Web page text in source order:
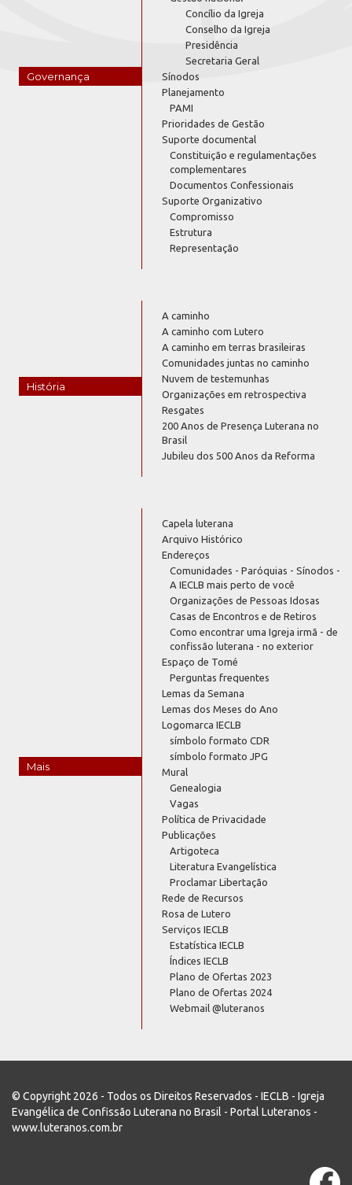
Governança
Concílio da Igreja
Conselho da Igreja
Presidência
Secretaria Geral
Sínodos
Planejamento
PAMI
Prioridades de Gestão
Suporte documental
Constituição e regulamentações
complementares
Documentos Confessionais
Suporte Organizativo
Compromisso
Estrutura
Representação
História
A caminho
A caminho com Lutero
A caminho em terras brasileiras
Comunidades juntas no caminho
Nuvem de testemunhas
Organizações em retrospectiva
Resgates
200 Anos de Presença Luterana no
Brasil
Jubileu dos 500 Anos da Reforma
Mais
Capela luterana
Arquivo Histórico
Endereços
Comunidades - Paróquias - Sínodos -
A IECLB mais perto de você
Organizações de Pessoas Idosas
Casas de Encontros e de Retiros
Como encontrar uma Igreja irmã - de
confissão luterana - no exterior
Espaço de Tomé
Perguntas frequentes
Lemas da Semana
Lemas dos Meses do Ano
Logomarca IECLB
símbolo formato CDR
símbolo formato JPG
Mural
Genealogia
Vagas
Política de Privacidade
Publicações
Artigoteca
Literatura Evangelística
Proclamar Libertação
Rede de Recursos
Rosa de Lutero
Serviços IECLB
Estatística IECLB
Índices IECLB
Plano de Ofertas 2023
Plano de Ofertas 2024
Webmail @luteranos
© Copyright 2026 - Todos os Direitos Reservados - IECLB - Igreja
Evangélica de Confissão Luterana no Brasil - Portal Luteranos -
www.luteranos.com.br